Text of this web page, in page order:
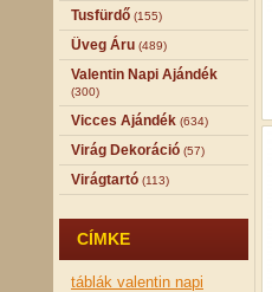
Tusfürdő (155)
Üveg Áru (489)
Valentin Napi Ajándék
(300)
Vicces Ajándék (634)
Virág Dekoráció (57)
Virágtartó (113)
CÍMKE
táblák valentin napi